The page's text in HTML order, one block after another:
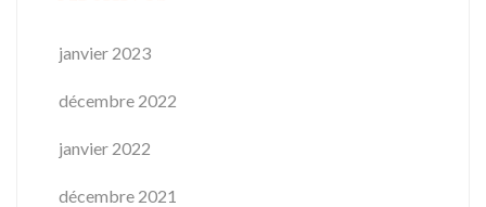
janvier 2023
décembre 2022
janvier 2022
décembre 2021